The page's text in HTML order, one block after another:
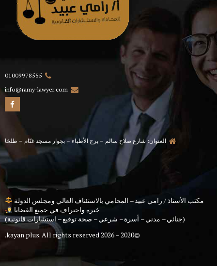
01009978555
info@ramy-lawyer.com
العنوان: شارع صلاح سالم – برج الأطباء – بجوار مسجد غنّام – طلخا
مكتب الأستاذ / رامي عبيد – المحامي بالاستئناف العالي ومجلس الدولة
خبرة واحتراف في جميع القضايا
(جنائي – مدني – أسرة – شرعي – صحة توقيع – استشارات قانونية)
©2020 – 2026
kayan plus. All rights reserved.